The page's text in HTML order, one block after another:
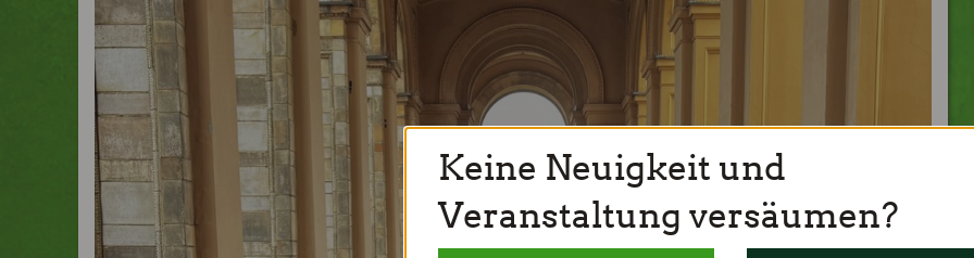
Keine Neuigkeit und
Veranstaltung versäumen?